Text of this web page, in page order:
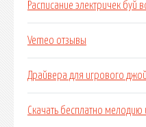
Расписание электричек буй
Vemeo отзывы
Драйвера для игрового
Скачать бесплатно